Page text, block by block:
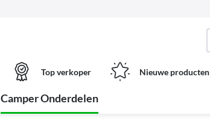
Top verkoper Nieuwe producten
Camper Onderdelen